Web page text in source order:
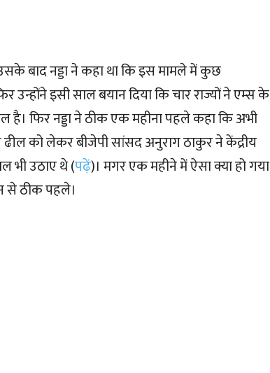
बाद नड्डा ने कहा था कि इस मामले में कुछ
उन्होंने इसी साल बयान दिया कि चार राज्यों ने एम्स के
है। फिर नड्डा ने ठीक एक महीना पहले कहा कि अभी
को लेकर बीजेपी सांसद अनुराग ठाकुर ने केंद्रीय
भी उठाए थे (पढ़ें)। मगर एक महीने में ऐसा क्या हो गया
से ठीक पहले।